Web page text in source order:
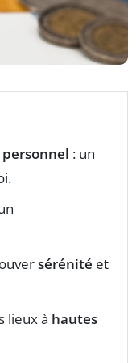
: un
sérénité et
lieux à hautes